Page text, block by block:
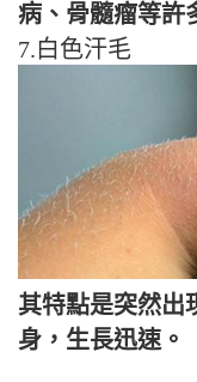
病、骨髓瘤等許
7.白色汗毛
其特點是突然出
身，生長迅速。